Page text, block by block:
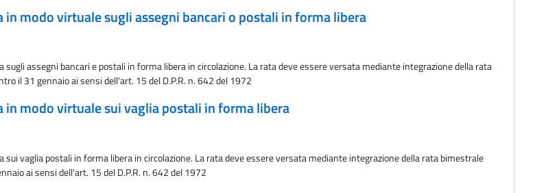
modo virtuale sugli assegni bancari o postali in forma libera
assegni bancari e postali in forma libera in circolazione. La rata deve essere versata mediante integrazione della rata
il 31 gennaio ai sensi dell'art. 15 del D.P.R. n. 642 del 1972
modo virtuale sui vaglia postali in forma libera
vaglia postali in forma libera in circolazione. La rata deve essere versata mediante integrazione della rata bimestrale
ai sensi dell'art. 15 del D.P.R. n. 642 del 1972